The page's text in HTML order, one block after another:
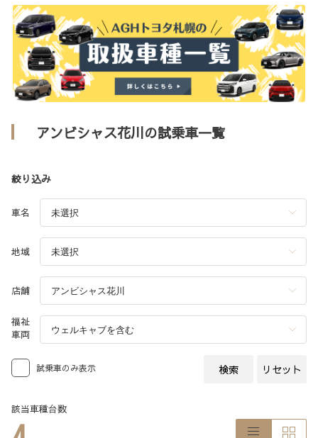
アンビシャス花川の試乗車一覧
絞り込み
車名
地域
店舗
福祉
車両
試乗車のみ表示 検索 リセット
該当車種台数